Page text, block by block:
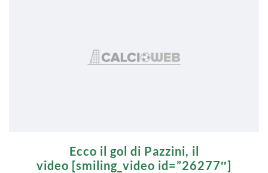
Ecco il gol di Pazzini, il
video [smiling_video id=”26277″]